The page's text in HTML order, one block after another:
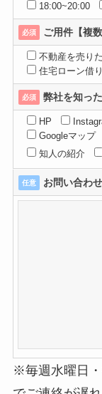
18:00~20:00
必須 ご用件【複
不動産を売り
住宅ローン借
必須 弊社を知っ
HP
Googleマップ
知人の紹介
任意 お問い合わ
※毎週水曜日